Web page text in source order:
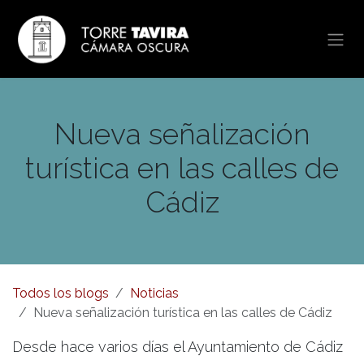
Nueva señalización
turística en las calles de
Cádiz
Todos los blogs
Noticias
Nueva señalización turística en las calles de Cádiz
Desde hace varios días el Ayuntamiento de Cádiz